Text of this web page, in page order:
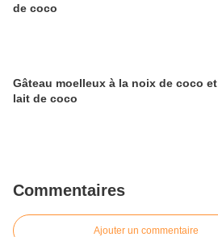
de coco
Gâteau moelleux à la noix de coco et
lait de coco
Commentaires
Ajouter un commentaire